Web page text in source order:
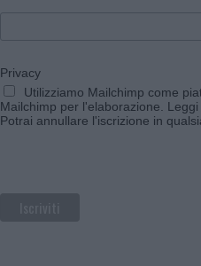
Privacy
Utilizziamo Mailchimp come
Mailchimp per l'elaborazione.
Potrai annullare l'iscrizione in